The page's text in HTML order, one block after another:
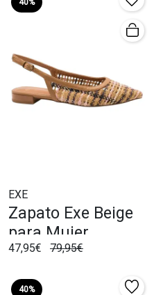
EXE
Zapato Exe Beige
para Mujer
47,95€ 79,95€
40%